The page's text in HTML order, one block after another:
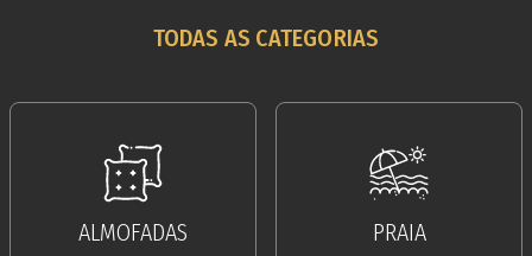
TODAS AS CATEGORIAS
ALMOFADAS PRAIA